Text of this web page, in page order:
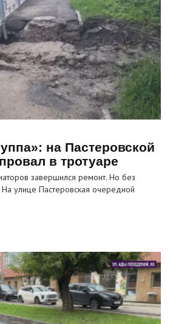
на Пастеровской
в тротуаре
завершился ремонт. Но без
улице Пастеровская очередной